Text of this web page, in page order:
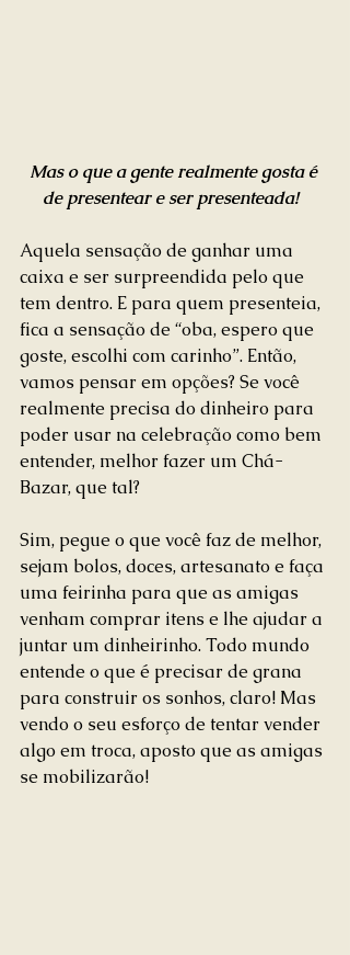
Mas o que a gente realmente gosta é
de presentear e ser presenteada!
Aquela sensação de ganhar uma
caixa e ser surpreendida pelo que
tem dentro. E para quem presenteia,
fica a sensação de “oba, espero que
goste, escolhi com carinho”. Então,
vamos pensar em opções? Se você
realmente precisa do dinheiro para
poder usar na celebração como bem
entender, melhor fazer um Chá-
Bazar, que tal?
Sim, pegue o que você faz de melhor,
sejam bolos, doces, artesanato e faça
uma feirinha para que as amigas
venham comprar itens e lhe ajudar a
juntar um dinheirinho. Todo mundo
entende o que é precisar de grana
para construir os sonhos, claro! Mas
vendo o seu esforço de tentar vender
algo em troca, aposto que as amigas
se mobilizarão!